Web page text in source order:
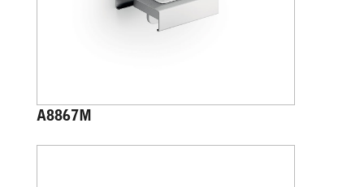
A8867M